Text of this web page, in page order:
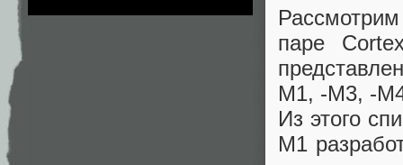
паре
M1, -M3, -
Из этого
M1